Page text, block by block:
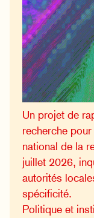
Un projet de
recherche
national de la
juillet 2026,
autorités
spécificité.
Politique et